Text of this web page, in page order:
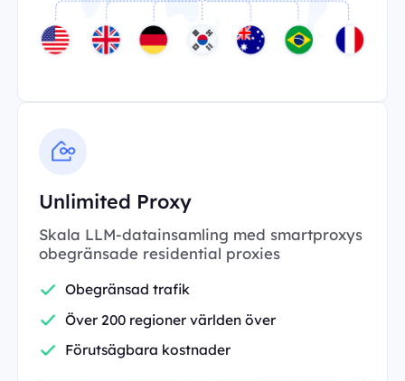
Unlimited Proxy
Skala LLM-datainsamling med smartproxys
obegränsade residential proxies
Obegränsad trafik
Över 200 regioner världen över
Förutsägbara kostnader